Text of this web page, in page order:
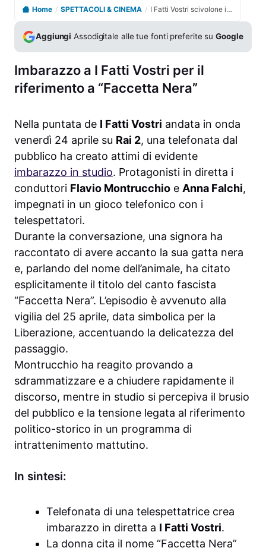
Home / SPETTACOLI & CINEMA / I Fatti Vostri scivolone in diretta su frase giudicata razzista
Aggiungi Assodigitale alle tue fonti preferite suGoogle
Imbarazzo a I Fatti Vostri per il
riferimento a “Faccetta Nera”
Nella puntata de I Fatti Vostri andata in onda
venerdì 24 aprile su Rai 2, una telefonata dal
pubblico ha creato attimi di evidente
imbarazzo in studio. Protagonisti in diretta i
conduttori Flavio Montrucchio e Anna Falchi,
impegnati in un gioco telefonico con i
telespettatori.
Durante la conversazione, una signora ha
raccontato di avere accanto la sua gatta nera
e, parlando del nome dell’animale, ha citato
esplicitamente il titolo del canto fascista
“Faccetta Nera”. L’episodio è avvenuto alla
vigilia del 25 aprile, data simbolica per la
Liberazione, accentuando la delicatezza del
passaggio.
Montrucchio ha reagito provando a
sdrammatizzare e a chiudere rapidamente il
discorso, mentre in studio si percepiva il brusio
del pubblico e la tensione legata al riferimento
politico-storico in un programma di
intrattenimento mattutino.
In sintesi:
Telefonata di una telespettatrice crea
imbarazzo in diretta a I Fatti Vostri.
La donna cita il nome “Faccetta Nera”